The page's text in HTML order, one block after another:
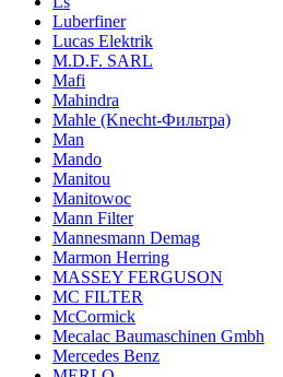
Luberfiner
Lucas Elektrik
M.D.F. SARL
Mafi
Mahindra
Mahle (Knecht-Фильтра)
Man
Mando
Manitou
Manitowoc
Mann Filter
Mannesmann Demag
Marmon Herring
MASSEY FERGUSON
MC FILTER
McCormick
Mecalac Baumaschinen Gmbh
Mercedes Benz